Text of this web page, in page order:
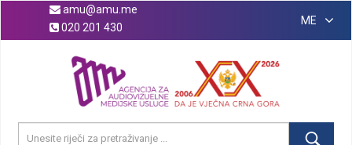
amu@amu.me
020 201 430
ME